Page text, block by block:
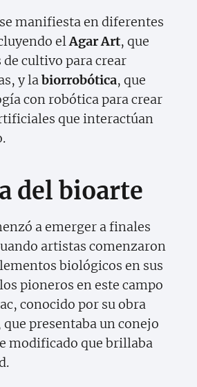
manifiesta en diferentes
elAgar Art, que
cultivo para crear
y labiorrobótica, que
con robótica para crear
que interactúan
del bioarte
a emerger a finales
artistas comenzaron
biológicos en sus
pioneros en este campo
conocido por su obra
presentaba un conejo
modificado que brillaba